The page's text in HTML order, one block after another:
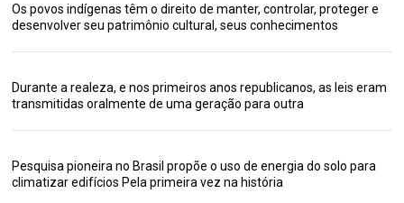
Os povos indígenas têm o direito de manter, controlar, proteger e
desenvolver seu patrimônio cultural, seus conhecimentos
Durante a realeza, e nos primeiros anos republicanos, as leis eram
transmitidas oralmente de uma geração para outra
Pesquisa pioneira no Brasil propõe o uso de energia do solo para
climatizar edifícios Pela primeira vez na história